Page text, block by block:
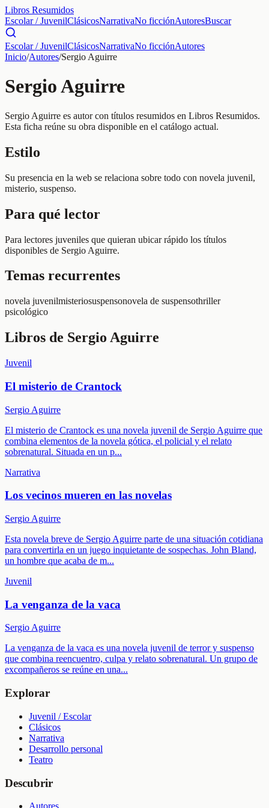
Libros Resumidos
Escolar / JuvenilClásicosNarrativaNo ficciónAutoresBuscar
Escolar / JuvenilClásicosNarrativaNo ficciónAutores
Inicio/Autores/Sergio Aguirre
Sergio Aguirre
Sergio Aguirre es autor con títulos resumidos en Libros Resumidos.
Esta ficha reúne su obra disponible en el catálogo actual.
Estilo
Su presencia en la web se relaciona sobre todo con novela juvenil,
misterio, suspenso.
Para qué lector
Para lectores juveniles que quieran ubicar rápido los títulos
disponibles de Sergio Aguirre.
Temas recurrentes
novela juvenilmisteriosuspensonovela de suspensothriller
psicológico
Libros de Sergio Aguirre
Juvenil
El misterio de Crantock
Sergio Aguirre
El misterio de Crantock es una novela juvenil de Sergio Aguirre que
combina elementos de la novela gótica, el policial y el relato
sobrenatural. Situada en un p...
Narrativa
Los vecinos mueren en las novelas
Sergio Aguirre
Esta novela breve de Sergio Aguirre parte de una situación cotidiana
para convertirla en un juego inquietante de sospechas. John Bland,
un hombre que acaba de m...
Juvenil
La venganza de la vaca
Sergio Aguirre
La venganza de la vaca es una novela juvenil de terror y suspenso
que combina reencuentro, culpa y relato sobrenatural. Un grupo de
excompañeros se reúne en una...
Explorar
Juvenil / Escolar
Clásicos
Narrativa
Desarrollo personal
Teatro
Descubrir